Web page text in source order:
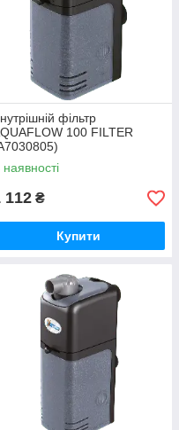
фільтр
100 FILTER
наявності
112 ₴
Купити